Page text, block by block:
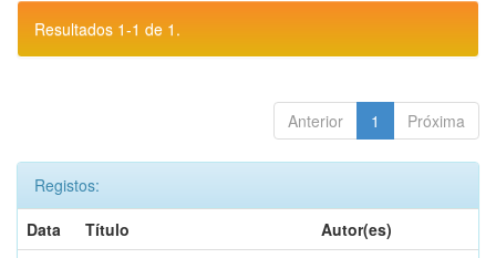
Resultados 1-1 de 1.
Anterior 1 Próxima
Registos:
Data
Título
Autor(es)